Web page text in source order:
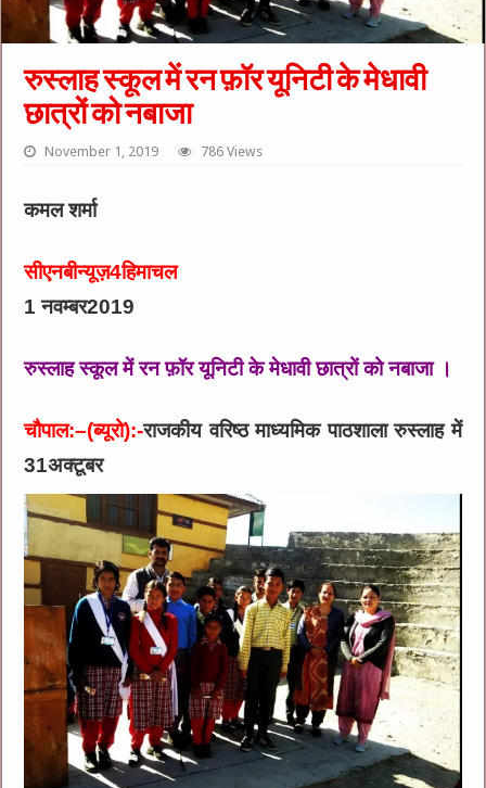
रुस्लाह स्कूल में रन फ़ॉर यूनिटी के मेधावी
छात्रों को नबाजा
November 1, 2019 786 Views
कमल शर्मा
सीएनबीन्यूज़4हिमाचल
1 नवम्बर2019
रुस्लाह स्कूल में रन फ़ॉर यूनिटी के मेधावी छात्रों को नबाजा ।
चौपाल:–(ब्यूरो):-राजकीय वरिष्ठ माध्यमिक पाठशाला रुस्लाह में
31अक्टूबर